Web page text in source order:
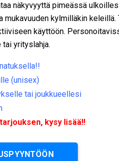
näkyvyyttä pimeässä
mukavuuden kylmilläkin keleillä.
käyttöön.
yrityslahja.
(unisex)
tai joukkueellesi
kysy lisää!!